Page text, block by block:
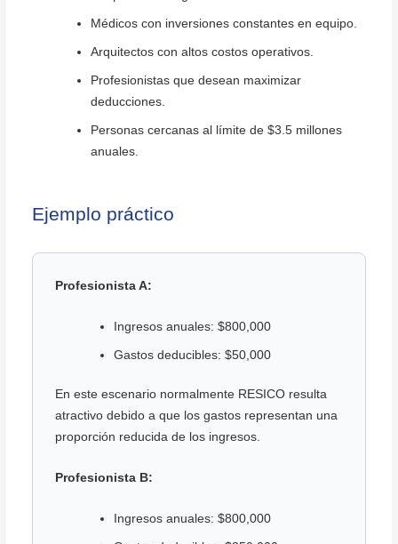
Médicos con inversiones constantes en equipo.
Arquitectos con altos costos operativos.
Profesionistas que desean maximizar
deducciones.
Personas cercanas al límite de $3.5 millones
anuales.
Ejemplo práctico
Profesionista A:
Ingresos anuales: $800,000
Gastos deducibles: $50,000
En este escenario normalmente RESICO resulta
atractivo debido a que los gastos representan una
proporción reducida de los ingresos.
Profesionista B:
Ingresos anuales: $800,000